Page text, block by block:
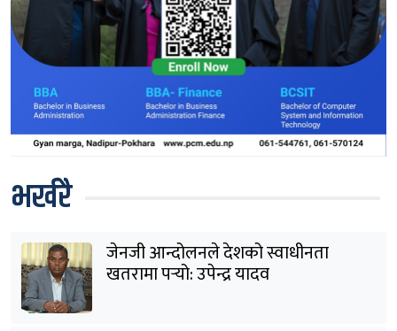
भर्खरै
जेनजी आन्दोलनले देशको स्वाधीनता
खतरामा पर्‍यो: उपेन्द्र यादव